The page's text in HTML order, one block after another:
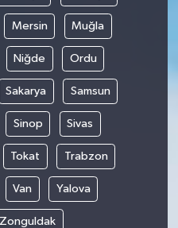
Mersin Muğla
Niğde Ordu
Sakarya Samsun
Sinop Sivas
Tokat Trabzon
Van Yalova
Zonguldak